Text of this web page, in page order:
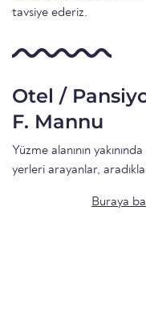
tavsiye ederiz.
Otel /
F. Mannu
Yüzme alanının
yerleri arayanlar,
Buraya